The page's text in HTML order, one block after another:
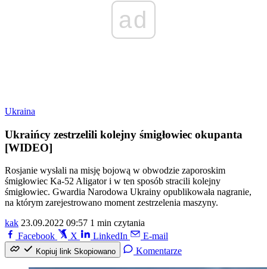
ad
Ukraina
Ukraińcy zestrzelili kolejny śmigłowiec okupanta
[WIDEO]
Rosjanie wysłali na misję bojową w obwodzie zaporoskim
śmigłowiec Ka-52 Aligator i w ten sposób stracili kolejny
śmigłowiec. Gwardia Narodowa Ukrainy opublikowała nagranie,
na którym zarejestrowano moment zestrzelenia maszyny.
kak 23.09.2022 09:57 1 min czytania
Facebook
X LinkedIn E-mail
Kopiuj link Skopiowano Komentarze